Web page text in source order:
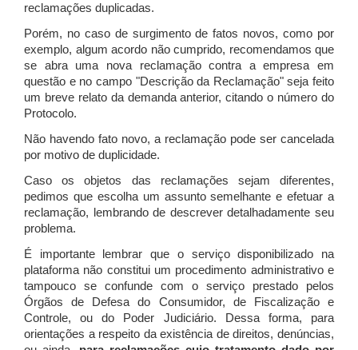
reclamações duplicadas.
Porém, no caso de surgimento de fatos novos, como por
exemplo, algum acordo não cumprido, recomendamos que
se abra uma nova reclamação contra a empresa em
questão e no campo "Descrição da Reclamação" seja feito
um breve relato da demanda anterior, citando o número do
Protocolo.
Não havendo fato novo, a reclamação pode ser cancelada
por motivo de duplicidade.
Caso os objetos das reclamações sejam diferentes,
pedimos que escolha um assunto semelhante e efetuar a
reclamação, lembrando de descrever detalhadamente seu
problema.
É importante lembrar que o serviço disponibilizado na
plataforma não constitui um procedimento administrativo e
tampouco se confunde com o serviço prestado pelos
Órgãos de Defesa do Consumidor, de Fiscalização e
Controle, ou do Poder Judiciário. Dessa forma, para
orientações a respeito da existência de direitos, denúncias,